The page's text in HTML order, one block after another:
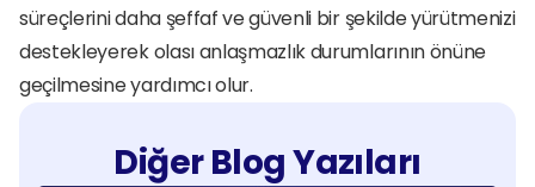
süreçlerini daha şeffaf ve güvenli bir şekilde yürütmenizi
destekleyerek olası anlaşmazlık durumlarının önüne
geçilmesine yardımcı olur.
Diğer Blog Yazıları